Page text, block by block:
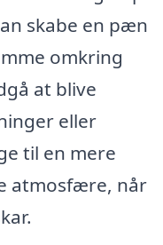
skabe en pæn
omkring
at blive
eller
til en mere
atmosfære, når